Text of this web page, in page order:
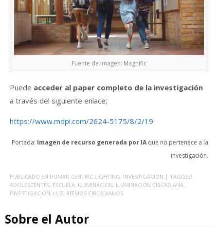
Fuente de imagen: Magnific
Puede acceder al paper completo de la investigación
a través del siguiente enlace;
https://www.mdpi.com/2624-5175/8/2/19
Portada: Imagen de recurso generada por IA que no pertenece a la
investigación.
PUBLICADO EN HUMAN CENTRIC LIGHTING, INVESTIGACIÓN | TAGGED
ADOLESCENTES, ESCUELA, ILUMINACIÓN, ILUMINACIÓN CIRCADIANA,
INVESTIGACIÓN, LUZ, RITMOS CIRCADIANOS
Sobre el Autor